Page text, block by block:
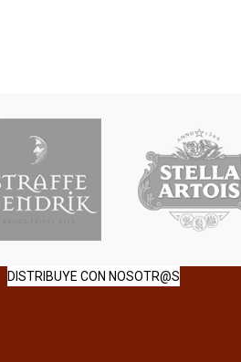
DISTRIBUYE CON NOSOTR@S